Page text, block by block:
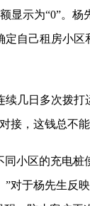
示为“0”。杨
自己租房小区
几日多次拨打
接，这钱总不
小区的充电桩
对于杨先生反